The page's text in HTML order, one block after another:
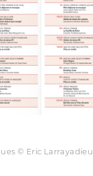
© Eric Larrayadieu